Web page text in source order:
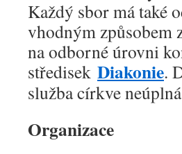
Každý sbor má také
vhodným způsobem
na odborné úrovni
středisek Diakonie.
služba církve
Organizace